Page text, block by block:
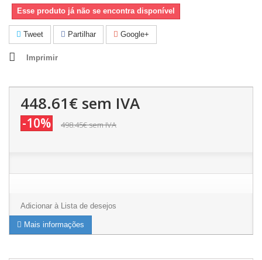
Esse produto já não se encontra disponível
Tweet Partilhar Google+
Imprimir
448.61€ sem IVA
-10% 498.45€sem IVA
Adicionar à Lista de desejos
Mais informações